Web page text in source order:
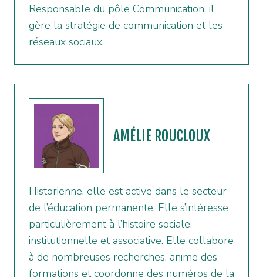
Responsable du pôle Communication, il
gère la stratégie de communication et les
réseaux sociaux.
AMÉLIE ROUCLOUX
Historienne, elle est active dans le secteur
de l’éducation permanente. Elle s’intéresse
particulièrement à l’histoire sociale,
institutionnelle et associative. Elle collabore
à de nombreuses recherches, anime des
formations et coordonne des numéros de la